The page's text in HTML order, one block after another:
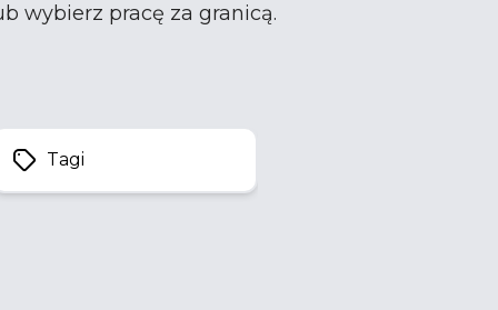
wybierz pracę za granicą.
Tagi